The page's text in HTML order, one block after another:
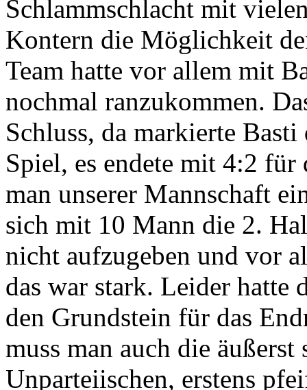
Schlammschlacht mit
Kontern die Möglichkeit
Team hatte vor allem mit
nochmal ranzukommen.
Schluss, da markierte
Spiel, es endete mit 4:2 für
man unserer Mannschaft
sich mit 10 Mann die 2.
nicht aufzugeben und vor
das war stark. Leider hatte
den Grundstein für das
muss man auch die
Unparteiischen, erstens